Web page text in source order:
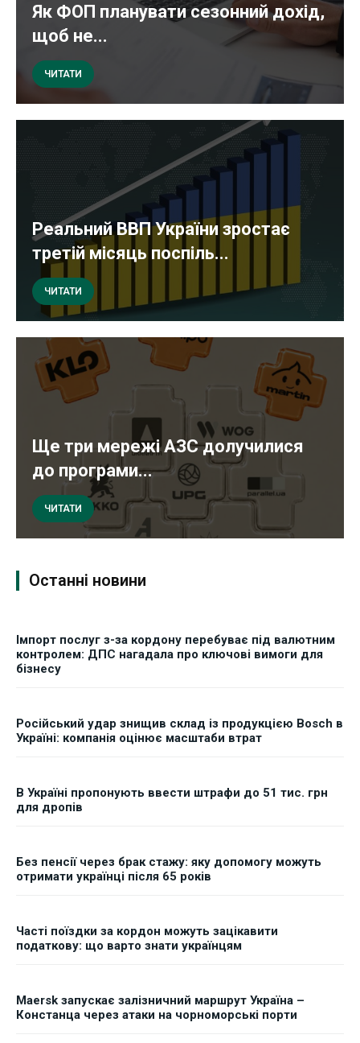
Як ФОП планувати сезонний дохід,
щоб не...
ЧИТАТИ
Реальний ВВП України зростає
третій місяць поспіль...
ЧИТАТИ
Ще три мережі АЗС долучилися
до програми...
ЧИТАТИ
Останні новини
Імпорт послуг з-за кордону перебуває під валютним
контролем: ДПС нагадала про ключові вимоги для
бізнесу
Російський удар знищив склад із продукцією Bosch в
Україні: компанія оцінює масштаби втрат
В Україні пропонують ввести штрафи до 51 тис. грн
для дропів
Без пенсії через брак стажу: яку допомогу можуть
отримати українці після 65 років
Часті поїздки за кордон можуть зацікавити
податкову: що варто знати українцям
Maersk запускає залізничний маршрут Україна –
Констанца через атаки на чорноморські порти